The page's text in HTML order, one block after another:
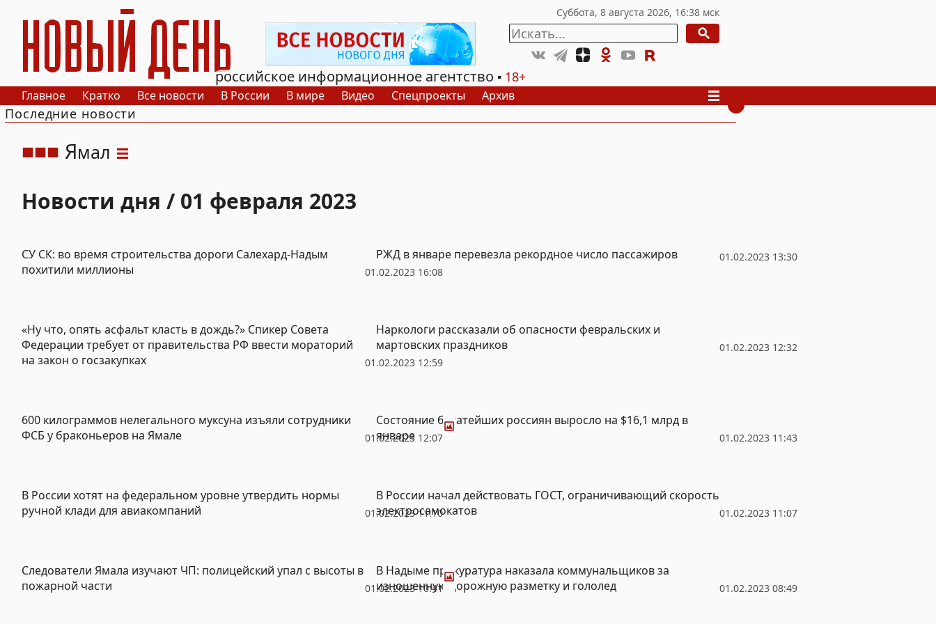
РИА Новый День
российское информационное агентство
18+
Главное Кратко Все новости В России В мире Видео Спецпроекты Архив
Последние новости
Ямал
Новости дня / 01 февраля 2023
01.02.2023 16:08
СУ СК: во время строительства дороги Салехард-Надым
похитили миллионы
01.02.2023 13:30
РЖД в январе перевезла рекордное число пассажиров
01.02.2023 12:59
«Ну что, опять асфальт класть в дождь?» Спикер Совета
Федерации требует от правительства РФ ввести мораторий
на закон о госзакупках
01.02.2023 12:32
Наркологи рассказали об опасности февральских и
мартовских праздников
01.02.2023 12:07
600 килограммов нелегального муксуна изъяли сотрудники
ФСБ у браконьеров на Ямале
Фото
01.02.2023 11:43
Состояние богатейших россиян выросло на $16,1 млрд в
январе
01.02.2023 11:10
В России хотят на федеральном уровне утвердить нормы
ручной клади для авиакомпаний
01.02.2023 11:07
В России начал действовать ГОСТ, ограничивающий скорость
электросамокатов
01.02.2023 10:41
Следователи Ямала изучают ЧП: полицейский упал с высоты в
пожарной части
Фото
01.02.2023 08:49
В Надыме прокуратура наказала коммунальщиков за
изношенную дорожную разметку и гололед